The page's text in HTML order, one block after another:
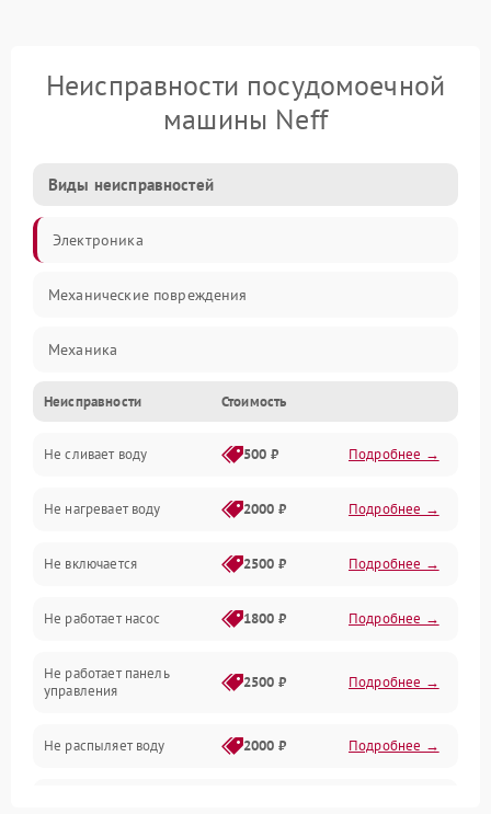
Неисправности посудомоечной
машины Neff
Виды неисправностей
Электроника
Механические повреждения
Механика
Управление
Электропитание
Датчики
Нагрев
Вода
Гигиена
Программное обеспечение
Неисправности Стоимость
Не сливает воду 500 ₽ Подробнее →
Не нагревает воду 2000 ₽ Подробнее →
Не включается 2500 ₽ Подробнее →
Не работает насос 1800 ₽ Подробнее →
Не работает панель
управления
2500 ₽ Подробнее →
Не распыляет воду 2000 ₽ Подробнее →